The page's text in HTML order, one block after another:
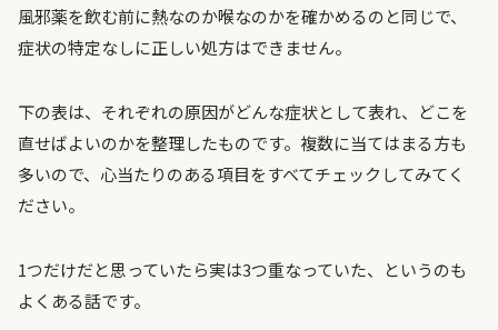
風邪薬を飲む前に熱なのか喉なのかを確かめるのと同じで、
症状の特定なしに正しい処方はできません。
下の表は、それぞれの原因がどんな症状として表れ、どこを
直せばよいのかを整理したものです。複数に当てはまる方も
多いので、心当たりのある項目をすべてチェックしてみてく
ださい。
1つだけだと思っていたら実は3つ重なっていた、というのも
よくある話です。